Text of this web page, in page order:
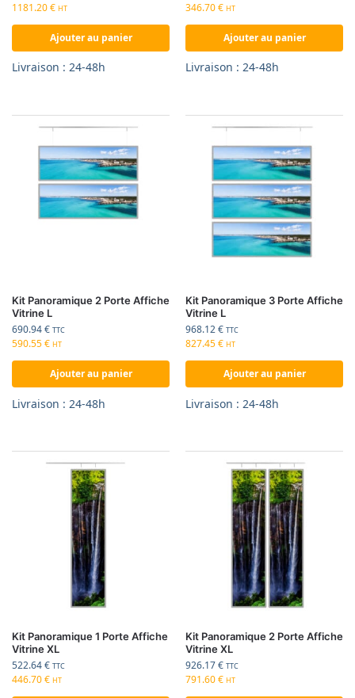
1181.20€ HT
Ajouter au panier
Livraison : 24-48h
346.70€ HT
Ajouter au panier
Livraison : 24-48h
Kit Panoramique 2 Porte Affiche
Vitrine L
690.94€ TTC
590.55€ HT
Ajouter au panier
Livraison : 24-48h
Kit Panoramique 3 Porte Affiche
Vitrine L
968.12€ TTC
827.45€ HT
Ajouter au panier
Livraison : 24-48h
Kit Panoramique 1 Porte Affiche
Vitrine XL
522.64€ TTC
446.70€ HT
Kit Panoramique 2 Porte Affiche
Vitrine XL
926.17€ TTC
791.60€ HT